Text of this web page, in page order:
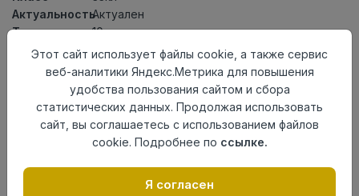
АктуальностьАктуален
Толщина
10мм
Размер
доски
1380×193мм
Теплый пол
до +27 градусов
Фаска
4V
Замок
UniClick
Россия
Этот сайт использует файлы cookie, а также сервис
веб-аналитики Яндекс.Метрика для повышения
удобства пользования сайтом и сбора
статистических данных. Продолжая использовать
сайт, вы соглашаетесь с использованием файлов
cookie. Подробнее по ссылке.
Я согласен